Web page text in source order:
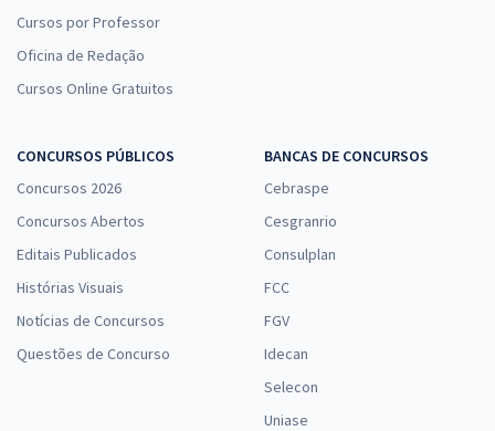
Cursos por Professor
Oficina de Redação
Cursos Online Gratuitos
CONCURSOS PÚBLICOS
Concursos 2026
Concursos Abertos
Editais Publicados
Histórias Visuais
Notícias de Concursos
Questões de Concurso
BANCAS DE CONCURSOS
Cebraspe
Cesgranrio
Consulplan
FCC
FGV
Idecan
Selecon
Uniase